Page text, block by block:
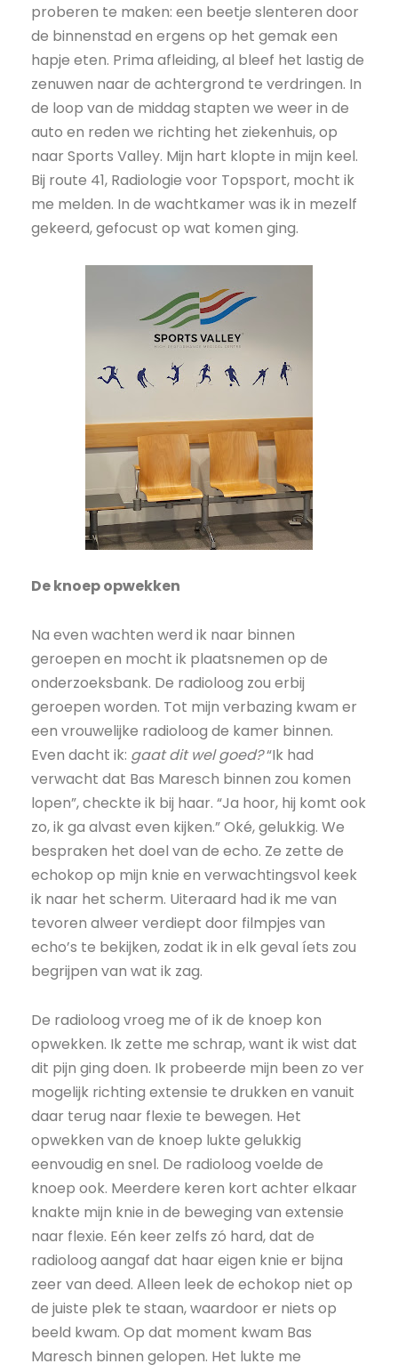
proberen te maken: een beetje slenteren door
de binnenstad en ergens op het gemak een
hapje eten. Prima afleiding, al bleef het lastig de
zenuwen naar de achtergrond te verdringen. In
de loop van de middag stapten we weer in de
auto en reden we richting het ziekenhuis, op
naar Sports Valley. Mijn hart klopte in mijn keel.
Bij route 41, Radiologie voor Topsport, mocht ik
me melden. In de wachtkamer was ik in mezelf
gekeerd, gefocust op wat komen ging.
De knoep opwekken
Na even wachten werd ik naar binnen
geroepen en mocht ik plaatsnemen op de
onderzoeksbank. De radioloog zou erbij
geroepen worden. Tot mijn verbazing kwam er
een vrouwelijke radioloog de kamer binnen.
Even dacht ik: gaat dit wel goed?“Ik had
verwacht dat Bas Maresch binnen zou komen
lopen”, checkte ik bij haar. “Ja hoor, hij komt ook
zo, ik ga alvast even kijken.” Oké, gelukkig. We
bespraken het doel van de echo. Ze zette de
echokop op mijn knie en verwachtingsvol keek
ik naar het scherm. Uiteraard had ik me van
tevoren alweer verdiept door filmpjes van
echo’s te bekijken, zodat ik in elk geval íets zou
begrijpen van wat ik zag.
De radioloog vroeg me of ik de knoep kon
opwekken. Ik zette me schrap, want ik wist dat
dit pijn ging doen. Ik probeerde mijn been zo ver
mogelijk richting extensie te drukken en vanuit
daar terug naar flexie te bewegen. Het
opwekken van de knoep lukte gelukkig
eenvoudig en snel. De radioloog voelde de
knoep ook. Meerdere keren kort achter elkaar
knakte mijn knie in de beweging van extensie
naar flexie. Eén keer zelfs zó hard, dat de
radioloog aangaf dat haar eigen knie er bijna
zeer van deed. Alleen leek de echokop niet op
de juiste plek te staan, waardoor er niets op
beeld kwam. Op dat moment kwam Bas
Maresch binnen gelopen. Het lukte me